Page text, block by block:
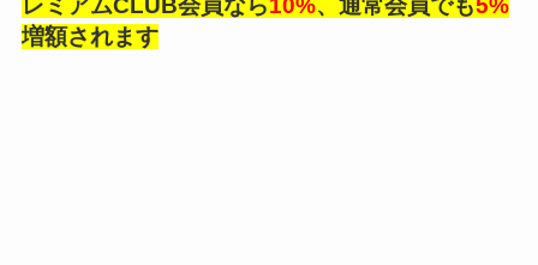
レミアムCLUB会員なら10%、通常会員でも5%
増額されます